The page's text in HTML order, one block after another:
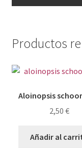
Productos
Aloinopsis
2,50 €
Añadir al